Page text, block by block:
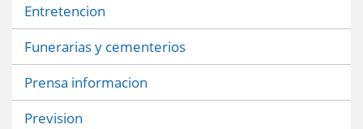
Entretencion
Funerarias y cementerios
Prensa informacion
Prevision